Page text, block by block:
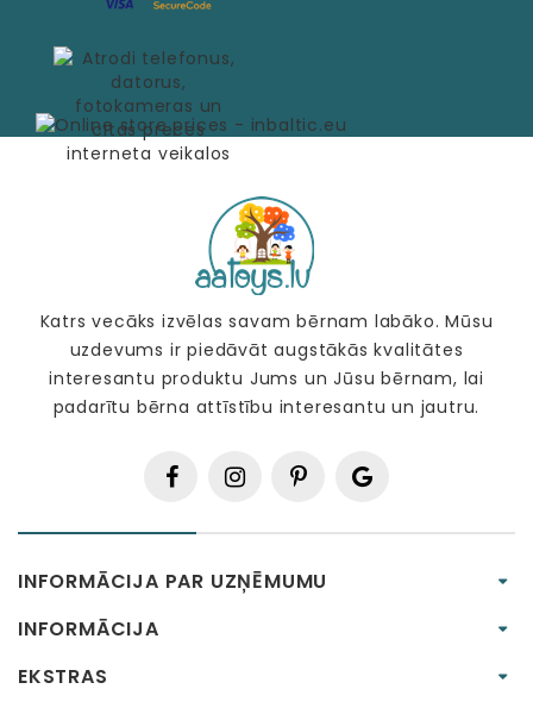
Katrs vecāks izvēlas savam bērnam labāko. Mūsu
uzdevums ir piedāvāt augstākās kvalitātes
interesantu produktu Jums un Jūsu bērnam, lai
padarītu bērna attīstību interesantu un jautru.
INFORMĀCIJA PAR UZŅĒMUMU
INFORMĀCIJA
EKSTRAS